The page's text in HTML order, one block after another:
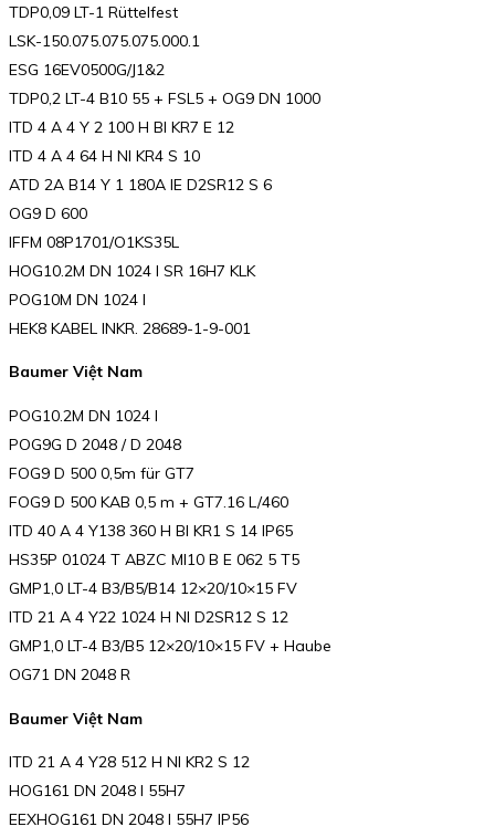
TDP0,09 LT-1 Rüttelfest
LSK-150.075.075.075.000.1
ESG 16EV0500G/J1&2
TDP0,2 LT-4 B10 55 + FSL5 + OG9 DN 1000
ITD 4 A 4 Y 2 100 H BI KR7 E 12
ITD 4 A 4 64 H NI KR4 S 10
ATD 2A B14 Y 1 180A IE D2SR12 S 6
OG9 D 600
IFFM 08P1701/O1KS35L
HOG10.2M DN 1024 I SR 16H7 KLK
POG10M DN 1024 I
HEK8 KABEL INKR. 28689-1-9-001
Baumer Việt Nam
POG10.2M DN 1024 I
POG9G D 2048 / D 2048
FOG9 D 500 0,5m für GT7
FOG9 D 500 KAB 0,5 m + GT7.16 L/460
ITD 40 A 4 Y138 360 H BI KR1 S 14 IP65
HS35P 01024 T ABZC MI10 B E 062 5 T5
GMP1,0 LT-4 B3/B5/B14 12×20/10×15 FV
ITD 21 A 4 Y22 1024 H NI D2SR12 S 12
GMP1,0 LT-4 B3/B5 12×20/10×15 FV + Haube
OG71 DN 2048 R
Baumer Việt Nam
ITD 21 A 4 Y28 512 H NI KR2 S 12
HOG161 DN 2048 I 55H7
EEXHOG161 DN 2048 I 55H7 IP56